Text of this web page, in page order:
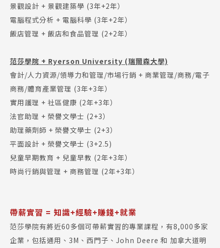
景觀設計 + 景觀建築學 (3年+2年）
電腦程式分析 + 電腦科學 (3年+2年）
飯店管理 + 飯店和食品管理 (2+2年）
范莎學院 + Ryerson University (瑞爾森大學)
會計/人力資源/領導力和管理/市場行銷 + 商業管理/商務/電子
商務/體育產業管理 (3年+3年）
實用護理 + 社區健康 (2年+3年）
法官助理 + 榮譽文學士 (2+3）
助理藥劑師 + 榮譽文學士 (2+3）
平面設計 + 榮譽文學士 (3+2.5)
兒童早期教育 + 兒童早教 (2年+3年）
時尚行銷與管理 + 商務管理 (2年+3年）
帶薪實習 = 知識+經驗+賺錢+就業
范莎學院有將近60多個可帶薪實習的專業課程，有8,000多家
企業，包括通用、3M、西門子、John Deere 和 加拿大道明